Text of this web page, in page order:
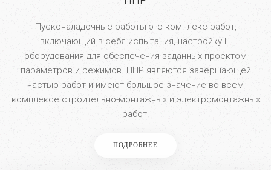
Пусконаладочные работы-это комплекс работ,
включающий в себя испытания, настройку IT
оборудования для обеспечения заданных проектом
параметров и режимов. ПНР являются завершающей
частью работ и имеют большое значение во всем
комплексе строительно-монтажных и электромонтажных
работ.
ПОДРОБНЕЕ